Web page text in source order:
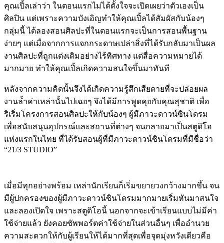
คุณเปิ้ลเล่าว่า ในตอนแรกไม่ได้ตั้งใจจะเปิดเผยว่าตัวเองเป็น
ศิลปิน แต่เพราะความบังเอิญทำให้คุณเปิ้ลได้สัมผัสกับน้องๆ
กลุ่มนี้ ได้ลองสอนศิลปะที่ในตอนแรกจะเป็นการสอนพื้นฐาน
ง่ายๆ แต่เมื่อจากการแจกกระดาษเปล่าสิ่งที่ได้รับกลับมาเป็นผล
งานศิลปะที่ถูกแต่งเติมอย่างไร้ทิศทาง แต่สื่อความหมายได้
มากมาย ทำให้คุณเปิ้ลเกิดความสนใจขึ้นมาทันที
หลังจากความคิดนั้นจึงได้เกิดความรู้สึกเสียดายที่จะปล่อยผล
งานล้ำค่าเหล่านั้นไปเฉยๆ จึงได้มีการพูดคุยกับคุณสุชาติ เพื่อ
ริเริ่มโครงการสอนศิลปะให้กับน้องๆ ผู้มีภาวะดาวน์ซินโดรม
เพื่อสนับสนุนอุปกรณ์และสถานที่ต่างๆ จนกลายมาเป็นสตูดิโอ
แห่งแรกในไทย ที่ได้รับสอนผู้ที่มีภาวะดาวน์ซินโดรมที่มีชื่อว่า
“21/3 STUDIO”
เมื่อมีทุกอย่างพร้อม เหล่านักเรียนก็เริ่มขยายวงกว้างมากขึ้น จน
มีผู้ปกครองของผู้มีภาวะดาวน์ซินโดรมมากมายเริ่มหันมาสนใจ
และลองเปิดใจ เพราะสตูดิโอนี้ นอกจากจะเข้าเรียนแบบไม่มีค่า
ใช้จ่ายแล้ว ยังคอยซัพพอร์ตค่าใช้จ่ายในส่วนอื่นๆ เพื่ออำนวย
ความสะดวกให้กับผู้เรียนให้ได้มากที่สุดเพื่อจุดมุ่งหวังเดียวคือ